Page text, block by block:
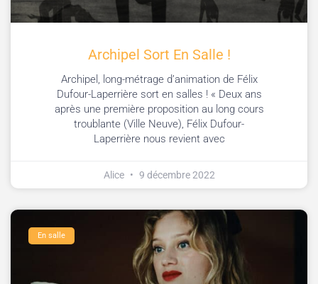
Archipel Sort En Salle !
Archipel, long-métrage d’animation de Félix
Dufour-Laperrière sort en salles ! « Deux ans
après une première proposition au long cours
troublante (Ville Neuve), Félix Dufour-
Laperrière nous revient avec
Alice 9 décembre 2022
En salle